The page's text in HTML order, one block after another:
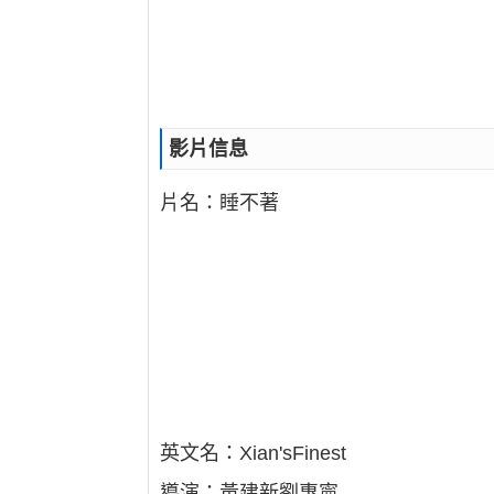
影片信息
片名：睡不著
英文名：Xian'sFinest